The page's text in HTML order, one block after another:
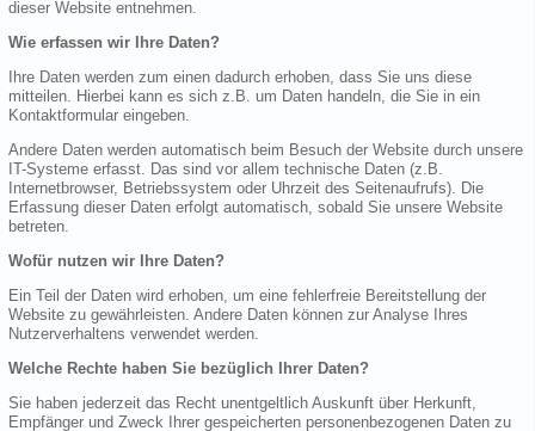
dieser Website entnehmen.
Wie erfassen wir Ihre Daten?
Ihre Daten werden zum einen dadurch erhoben, dass Sie uns diese
mitteilen. Hierbei kann es sich z.B. um Daten handeln, die Sie in ein
Kontaktformular eingeben.
Andere Daten werden automatisch beim Besuch der Website durch unsere
IT-Systeme erfasst. Das sind vor allem technische Daten (z.B.
Internetbrowser, Betriebssystem oder Uhrzeit des Seitenaufrufs). Die
Erfassung dieser Daten erfolgt automatisch, sobald Sie unsere Website
betreten.
Wofür nutzen wir Ihre Daten?
Ein Teil der Daten wird erhoben, um eine fehlerfreie Bereitstellung der
Website zu gewährleisten. Andere Daten können zur Analyse Ihres
Nutzerverhaltens verwendet werden.
Welche Rechte haben Sie bezüglich Ihrer Daten?
Sie haben jederzeit das Recht unentgeltlich Auskunft über Herkunft,
Empfänger und Zweck Ihrer gespeicherten personenbezogenen Daten zu